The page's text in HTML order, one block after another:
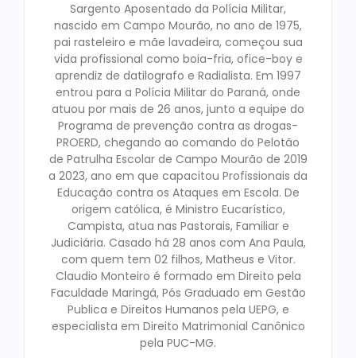
Sargento Aposentado da Polícia Militar,
nascido em Campo Mourão, no ano de 1975,
pai rasteleiro e mãe lavadeira, começou sua
vida profissional como boia-fria, ofice-boy e
aprendiz de datilografo e Radialista. Em 1997
entrou para a Polícia Militar do Paraná, onde
atuou por mais de 26 anos, junto a equipe do
Programa de prevenção contra as drogas-
PROERD, chegando ao comando do Pelotão
de Patrulha Escolar de Campo Mourão de 2019
a 2023, ano em que capacitou Profissionais da
Educação contra os Ataques em Escola. De
origem católica, é Ministro Eucarístico,
Campista, atua nas Pastorais, Familiar e
Judiciária. Casado há 28 anos com Ana Paula,
com quem tem 02 filhos, Matheus e Vitor.
Claudio Monteiro é formado em Direito pela
Faculdade Maringá, Pós Graduado em Gestão
Publica e Direitos Humanos pela UEPG, e
especialista em Direito Matrimonial Canônico
pela PUC-MG.